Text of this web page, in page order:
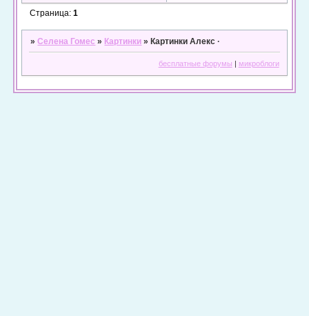
Страница:1
»Селена Гомес » Картинки » Картинки Алекс ·
бесплатные форумы | микроблоги